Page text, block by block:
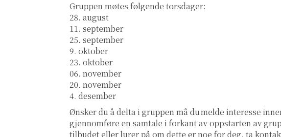
Gruppen møtes følgende torsdager:
28. august
11. september
25. september
9. oktober
23. oktober
06. november
20. november
4. desember
Ønsker du å delta i gruppen må du melde interesse
gjennomføre en samtale i forkant av oppstarten av
tilbudet eller lurer på om dette er noe for deg, ta